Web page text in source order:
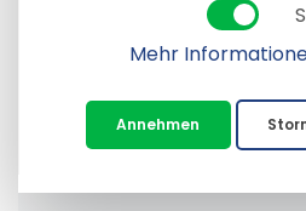
Mehr
Annehmen
• 3.1 Die Finanzunterlagen
GmbH gelten als
Mitarbeiter haben nur
Finanzdaten, als dies für